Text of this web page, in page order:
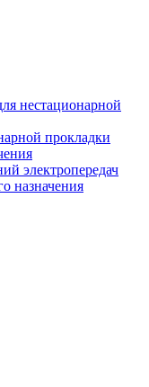
нестационарной
прокладки
электропередач
назначения